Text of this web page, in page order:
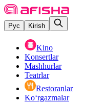
Рус Kirish
Kino
Konsertlar
Mashhurlar
Teatrlar
Restoranlar
Ko‘rgazmalar